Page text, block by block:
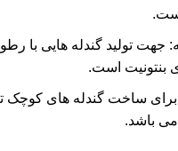
تولید گندله هایی با
بنتونیت است.
برای ساخت گندله های کوچک
می باشد.